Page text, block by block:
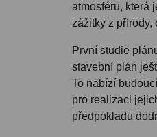
atmosféru, která
zážitky z
První studie
stavební plán
To nabízí
pro realizaci
předpokladu